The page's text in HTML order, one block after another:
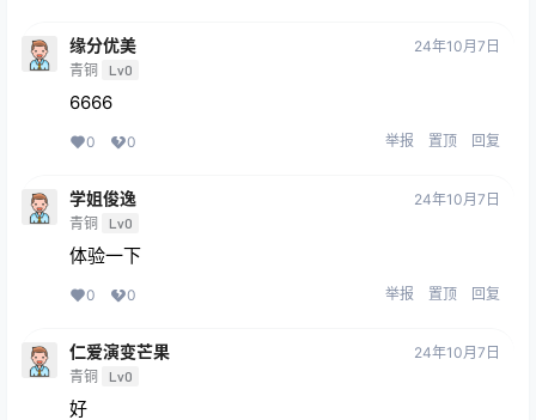
缘分优美
青铜 Lv0
24年10月7日
6666
0 0 举报 置顶 回复
学姐俊逸
青铜 Lv0
24年10月7日
体验一下
0 0 举报 置顶 回复
仁爱演变芒果
青铜 Lv0
24年10月7日
好